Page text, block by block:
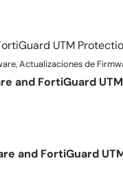
UTM
Actualizaciones de
and FortiGuard
and FortiGuard